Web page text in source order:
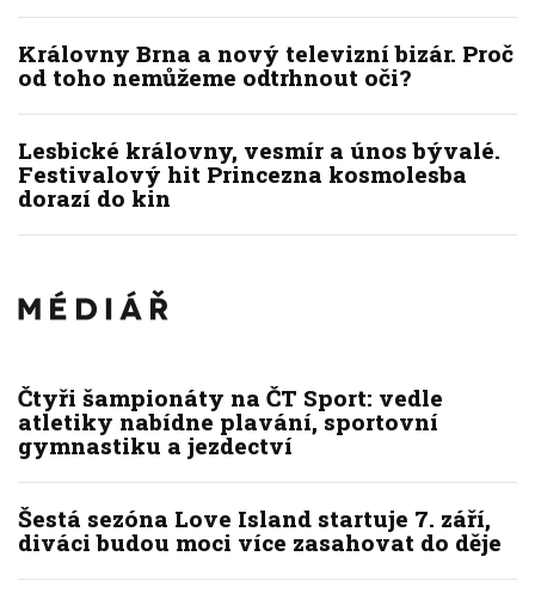
Královny Brna a nový televizní bizár. Proč
od toho nemůžeme odtrhnout oči?
Lesbické královny, vesmír a únos bývalé.
Festivalový hit Princezna kosmolesba
dorazí do kin
Čtyři šampionáty na ČT Sport: vedle
atletiky nabídne plavání, sportovní
gymnastiku a jezdectví
Šestá sezóna Love Island startuje 7. září,
diváci budou moci více zasahovat do děje